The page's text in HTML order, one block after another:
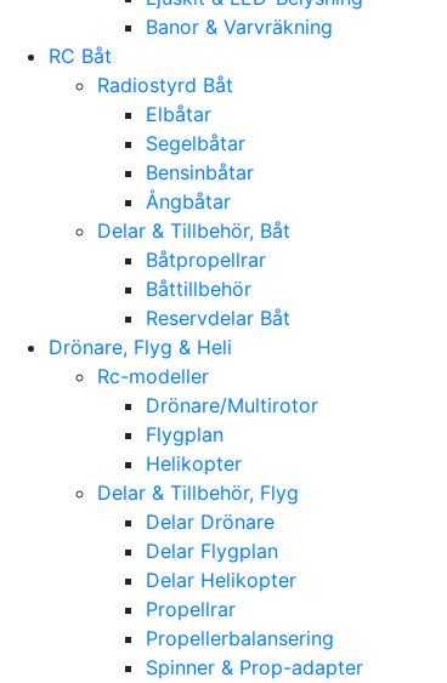
Banor & Varvräkning
RC Båt
Radiostyrd Båt
Elbåtar
Segelbåtar
Bensinbåtar
Ångbåtar
Delar & Tillbehör, Båt
Båtpropellrar
Båttillbehör
Reservdelar Båt
Drönare, Flyg & Heli
Rc-modeller
Drönare/Multirotor
Flygplan
Helikopter
Delar & Tillbehör, Flyg
Delar Drönare
Delar Flygplan
Delar Helikopter
Propellrar
Propellerbalansering
Spinner & Prop-adapter